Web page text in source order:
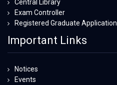
Central Library
Exam Controller
Registered Graduate Application
Important Links
Notices
Events